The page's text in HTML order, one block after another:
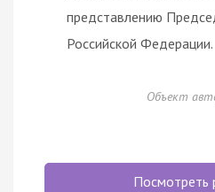
представлению
Российской Федерации.
Объект
Посмотреть